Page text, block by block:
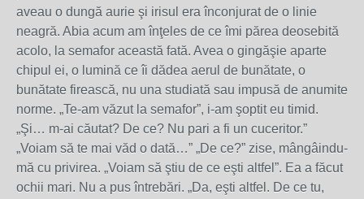
aveau o dungă aurie şi irisul era înconjurat de o linie
neagră. Abia acum am înţeles de ce îmi părea deosebită
acolo, la semafor această fată. Avea o gingăşie aparte
chipul ei, o lumină ce îi dădea aerul de bunătate, o
bunătate firească, nu una studiată sau impusă de anumite
norme. „Te-am văzut la semafor”, i-am şoptit eu timid.
„Şi… m-ai căutat? De ce? Nu pari a fi un cuceritor.”
„Voiam să te mai văd o dată…” „De ce?” zise, mângâindu-
mă cu privirea. „Voiam să ştiu de ce eşti altfel”. Ea a făcut
ochii mari. Nu a pus întrebări. „Da, eşti altfel. De ce tu,